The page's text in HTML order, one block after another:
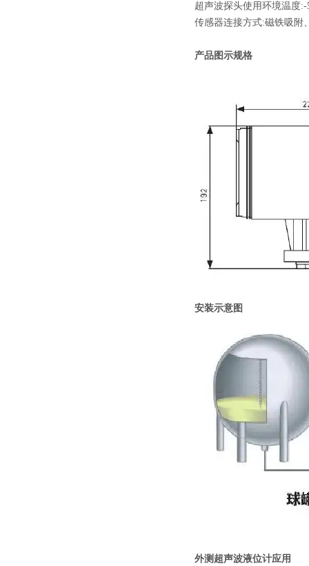
超声波探头使用环境温度
传感器连接方式:磁铁吸附
产品图示规格
安装示意图
外测超声波液位计应用